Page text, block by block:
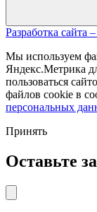
Разработка сайта –
Мы используем
Яндекс.Метрика
пользоваться
файлов cookie в
персональных
Принять
Оставьте